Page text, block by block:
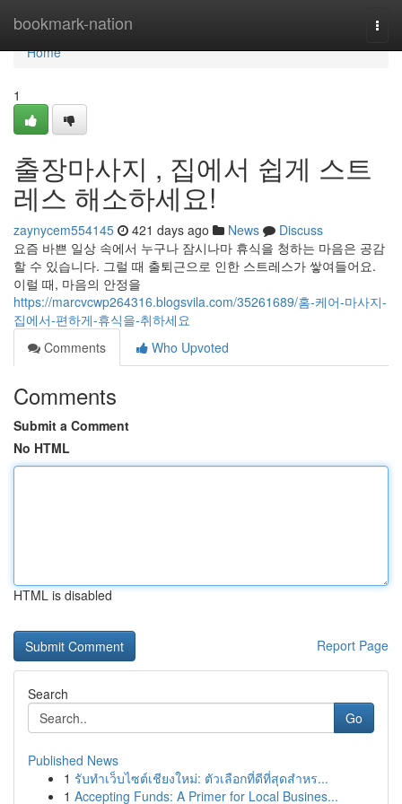
bookmark-nation
Home
Home
1
출장마사지 , 집에서 쉽게 스트
레스 해소하세요!
zaynycem554145 421 days ago News
Discuss
요즘 바쁜 일상 속에서 누구나 잠시나마 휴식을 청하는 마음은 공감
할 수 있습니다. 그럴 때 출퇴근으로 인한 스트레스가 쌓여들어요.
이럴 때, 마음의 안정을
https://marcvcwp264316.blogsvila.com/35261689/홈-케어-마사지-
집에서-편하게-휴식을-취하세요
Comments
Who Upvoted
Comments
Submit a Comment
No HTML
HTML is disabled
Report Page
Search
Go
Published News
1 รับทำเว็บไซต์เชียงใหม่: ตัวเลือกที่ดีที่สุดสำหร...
1 Accepting Funds: A Primer for Local Busines...